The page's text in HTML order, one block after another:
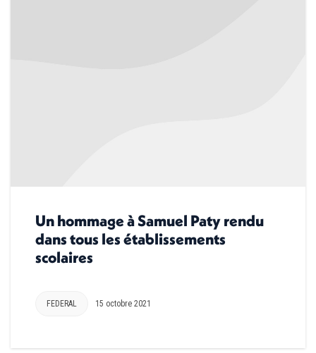
Un hommage à Samuel Paty rendu
dans tous les établissements
scolaires
FEDERAL 15 octobre 2021